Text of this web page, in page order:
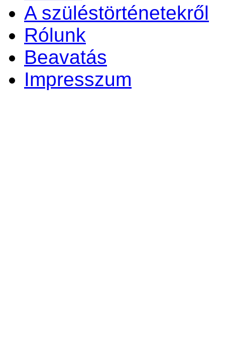
A szüléstörténetekről
Rólunk
Beavatás
Impresszum